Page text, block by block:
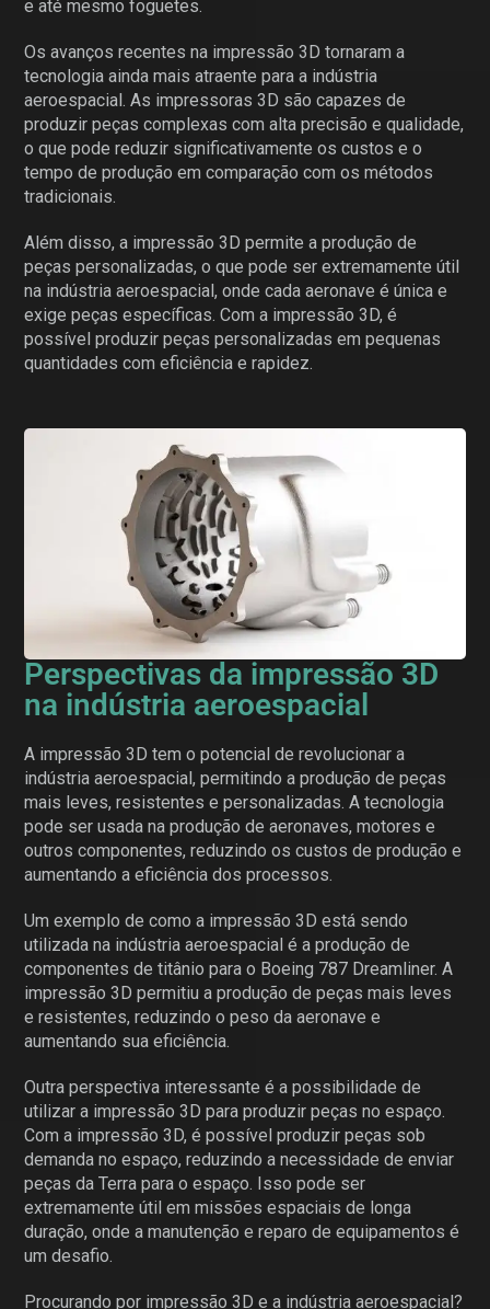
e até mesmo foguetes.
Os avanços recentes na impressão 3D tornaram a
tecnologia ainda mais atraente para a indústria
aeroespacial. As impressoras 3D são capazes de
produzir peças complexas com alta precisão e qualidade,
o que pode reduzir significativamente os custos e o
tempo de produção em comparação com os métodos
tradicionais.
Além disso, a impressão 3D permite a produção de
peças personalizadas, o que pode ser extremamente útil
na indústria aeroespacial, onde cada aeronave é única e
exige peças específicas. Com a impressão 3D, é
possível produzir peças personalizadas em pequenas
quantidades com eficiência e rapidez.
Perspectivas da impressão 3D
na indústria aeroespacial
A impressão 3D tem o potencial de revolucionar a
indústria aeroespacial, permitindo a produção de peças
mais leves, resistentes e personalizadas. A tecnologia
pode ser usada na produção de aeronaves, motores e
outros componentes, reduzindo os custos de produção e
aumentando a eficiência dos processos.
Um exemplo de como a impressão 3D está sendo
utilizada na indústria aeroespacial é a produção de
componentes de titânio para o Boeing 787 Dreamliner. A
impressão 3D permitiu a produção de peças mais leves
e resistentes, reduzindo o peso da aeronave e
aumentando sua eficiência.
Outra perspectiva interessante é a possibilidade de
utilizar a impressão 3D para produzir peças no espaço.
Com a impressão 3D, é possível produzir peças sob
demanda no espaço, reduzindo a necessidade de enviar
peças da Terra para o espaço. Isso pode ser
extremamente útil em missões espaciais de longa
duração, onde a manutenção e reparo de equipamentos é
um desafio.
Procurando por impressão 3D e a indústria aeroespacial?